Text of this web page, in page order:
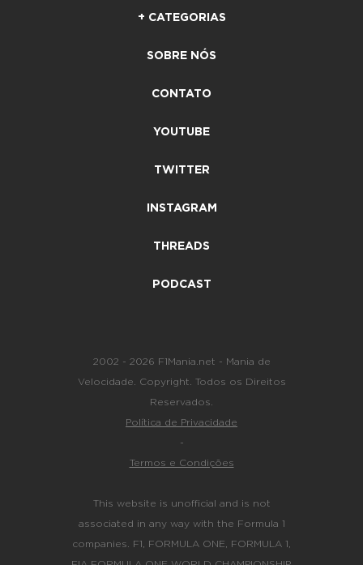
+ CATEGORIAS
SOBRE NÓS
CONTATO
YOUTUBE
TWITTER
INSTAGRAM
THREADS
PODCAST
2002 - 2026 F1Mania.net - Mania de
Velocidade. Copyright. Todos os Direitos
Reservados.
Política de Privacidade
-
Termos e Condições
This website is unofficial and is not
associated in any way with the Formula 1
companies. F1, FORMULA ONE, FORMULA 1,